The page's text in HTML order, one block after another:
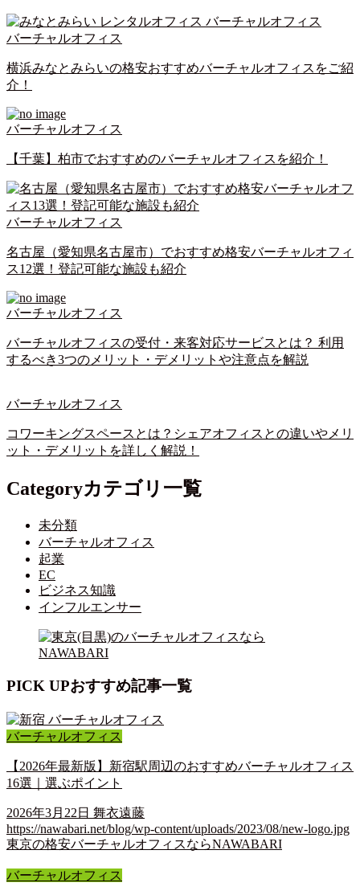
バーチャルオフィス
横浜みなとみらいの格安おすすめバーチャルオフィスをご紹
介！
バーチャルオフィス
【千葉】柏市でおすすめのバーチャルオフィスを紹介！
バーチャルオフィス
名古屋（愛知県名古屋市）でおすすめ格安バーチャルオフィ
ス12選！登記可能な施設も紹介
バーチャルオフィス
バーチャルオフィスの受付・来客対応サービスとは？ 利用
するべき3つのメリット・デメリットや注意点を解説
バーチャルオフィス
コワーキングスペースとは？シェアオフィスとの違いやメリ
ット・デメリットを詳しく解説！
Categoryカテゴリ一覧
未分類
バーチャルオフィス
起業
EC
ビジネス知識
インフルエンサー
PICK UPおすすめ記事一覧
バーチャルオフィス
【2026年最新版】新宿駅周辺のおすすめバーチャルオフィス
16選｜選ぶポイント
2026年3月22日 舞衣遠藤
https://nawabari.net/blog/wp-content/uploads/2023/08/new-logo.jpg
東京の格安バーチャルオフィスならNAWABARI
バーチャルオフィス